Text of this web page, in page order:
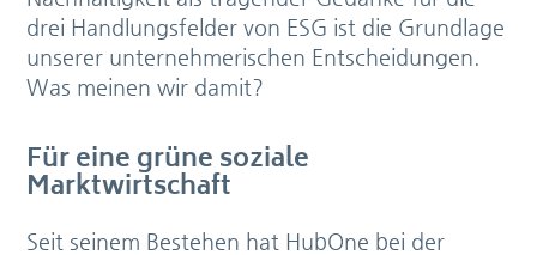
drei Handlungsfelder von ESG ist die Grundlage
unserer unternehmerischen Entscheidungen.
Was meinen wir damit?
Für eine grüne soziale
Marktwirtschaft
Seit seinem Bestehen hat HubOne bei der